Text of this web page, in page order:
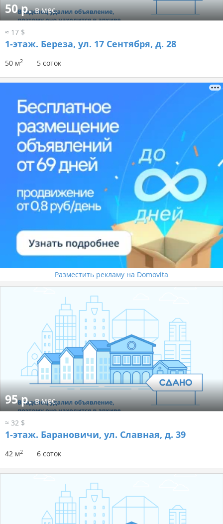
50 р.в мес.
≈ 17 $
1-этаж. Береза, ул. 17 Сентября, д. 28
50 м2 5 соток
Разместить рекламу на Domovita
95 р.в мес.
≈ 32 $
1-этаж. Барановичи, ул. Славная, д. 39
42 м2 6 соток